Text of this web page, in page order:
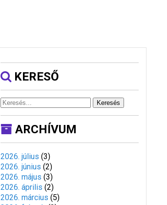
KERESŐ
Keresés
ARCHÍVUM
2026. július (3)
2026. június (2)
2026. május (3)
2026. április (2)
2026. március (5)